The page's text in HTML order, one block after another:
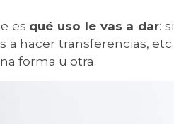
es qué uso le vas a dar: si
a hacer transferencias, etc.
forma u otra.